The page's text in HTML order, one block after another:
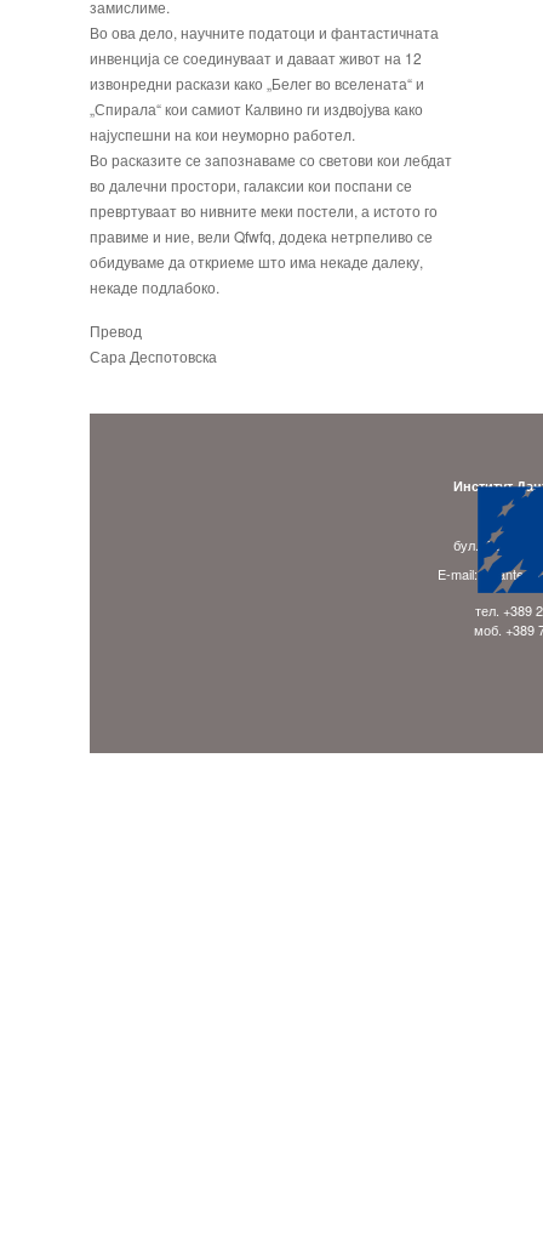
замислиме.
Во ова дело, научните податоци и фантастичната
инвенција се соединуваат и даваат живот на 12
извонредни раскази како „Белег во вселената“ и
„Спирала“ кои самиот Калвино ги издвојува како
најуспешни на кои неуморно работел.
Во расказите се запознаваме со светови кои лебдат
во далечни простори, галаксии кои поспани се
превртуваат во нивните меки постели, а истото го
правиме и ние, вели Qfwfq, додека нетрпеливо се
обидуваме да откриеме што има некаде далеку,
некаде подлабоко.
Превод
Сара Деспотовска
Институт
бул. Гоце
E-mail:
тел. +389
моб. +389